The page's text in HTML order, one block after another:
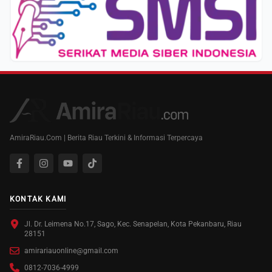
AmiraRiau.Com | Berita Riau Terkini & Informasi Terpercaya
KONTAK KAMI
Jl. Dr. Leimena No.17, Sago, Kec. Senapelan, Kota Pekanbaru, Riau
28151
amirariauonline@gmail.com
0812-7036-4999